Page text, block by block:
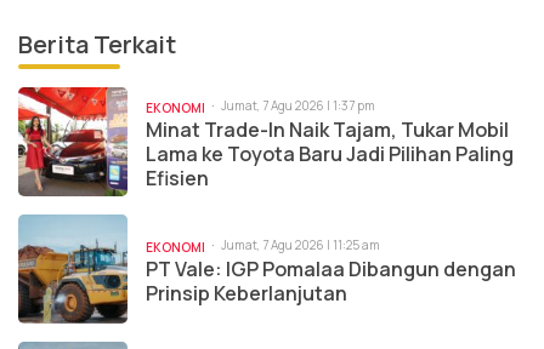
Berita Terkait
EKONOMI Jumat, 7 Agu 2026 | 1:37 pm
Minat Trade-In Naik Tajam, Tukar Mobil
Lama ke Toyota Baru Jadi Pilihan Paling
Efisien
EKONOMI Jumat, 7 Agu 2026 | 11:25 am
PT Vale: IGP Pomalaa Dibangun dengan
Prinsip Keberlanjutan